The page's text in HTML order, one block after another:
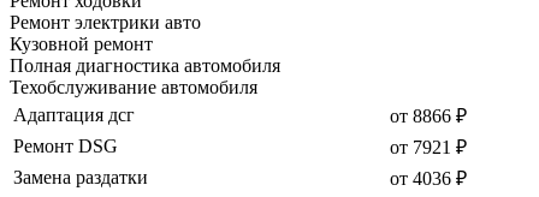
Ремонт электрики авто
Кузовной ремонт
Полная диагностика автомобиля
Техобслуживание автомобиля
Адаптация дсг
от 8866 ₽
Ремонт DSG
от 7921 ₽
Замена раздатки
от 4036 ₽